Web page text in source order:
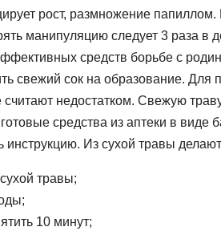
рост, размножение папиллом.
манипуляцию следует 3 раза в
средств борьбе с
свежий сок на образование. Для
считают недостатком. Свежую
готовые средства из аптеки в
инструкцию. Из сухой травы
сухой травы;
10 минут;